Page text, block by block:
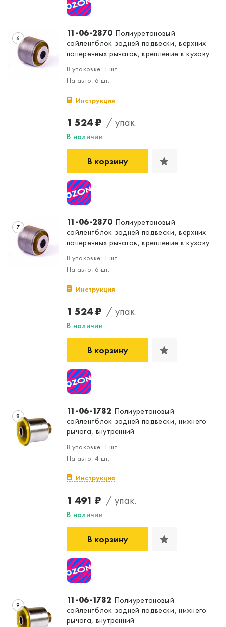
6 11-06-2870 Полиуретановый
сайлентблок задней подвески, верхних
поперечных рычагов, крепление к кузову
В упаковке: 1 шт.
На авто: 6 шт.
Инструкция
1 524 ₽ / упак.
В наличии
В корзину
7 11-06-2870 Полиуретановый
сайлентблок задней подвески, верхних
поперечных рычагов, крепление к кузову
В упаковке: 1 шт.
На авто: 6 шт.
Инструкция
1 524 ₽ / упак.
В наличии
В корзину
8 11-06-1782 Полиуретановый
сайлентблок задней подвески, нижнего
рычага, внутренний
В упаковке: 1 шт.
На авто: 4 шт.
Инструкция
1 491 ₽ / упак.
В наличии
В корзину
9 11-06-1782 Полиуретановый
сайлентблок задней подвески, нижнего
рычага, внутренний